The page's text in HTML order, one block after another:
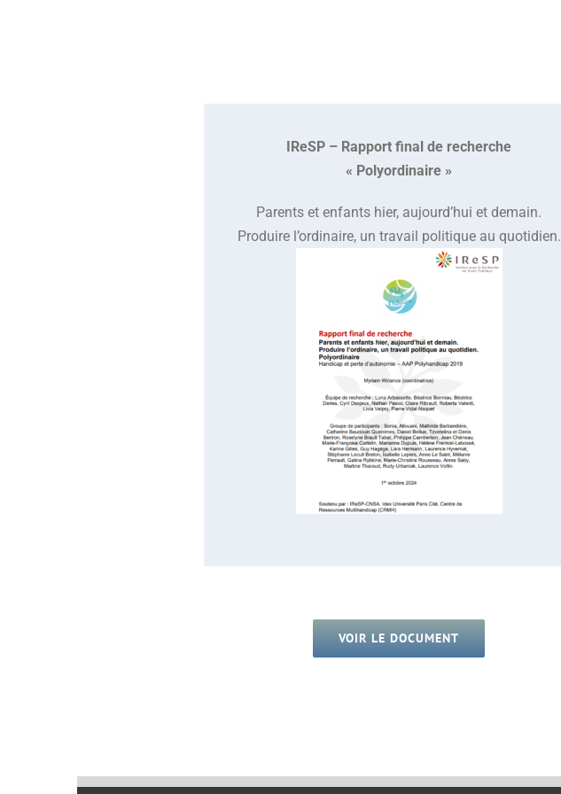
IReSP – Rapport final de recherche
« Polyordinaire »
Parents et enfants hier, aujourd’hui et demain.
Produire l’ordinaire, un travail politique au quotidien.
VOIR LE DOCUMENT